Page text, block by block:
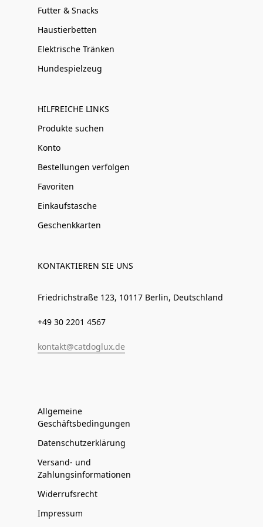
Futter & Snacks
Haustierbetten
Elektrische Tränken
Hundespielzeug
HILFREICHE LINKS
Produkte suchen
Konto
Bestellungen verfolgen
Favoriten
Einkaufstasche
Geschenkkarten
KONTAKTIEREN SIE UNS
Friedrichstraße 123, 10117 Berlin, Deutschland
+49 30 2201 4567
kontakt@catdoglux.de
Allgemeine
Geschäftsbedingungen
Datenschutzerklärung
Versand- und
Zahlungsinformationen
Widerrufsrecht
Impressum